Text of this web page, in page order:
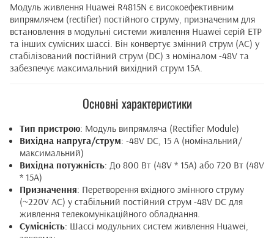
Модуль живлення Huawei R4815N є високоефективним
випрямлячем (rectifier) постійного струму, призначеним для
встановлення в модульні системи живлення Huawei серій ETP
та інших сумісних шассі. Він конвертує змінний струм (AC) у
стабілізований постійний струм (DC) з номіналом -48V та
забезпечує максимальний вихідний струм 15А.
Основні характеристики
Тип пристрою: Модуль випрямляча (Rectifier Module)
Вихідна напруга/струм: -48V DC, 15 А (номінальний/
максимальний)
Вихідна потужність: До 800 Вт (48V * 15A) або 720 Вт (48V
* 15A)
Призначення: Перетворення вхідного змінного струму
(~220V AC) у стабільний постійний струм -48V DC для
живлення телекомунікаційного обладнання.
Сумісність: Шассі модульних систем живлення Huawei,